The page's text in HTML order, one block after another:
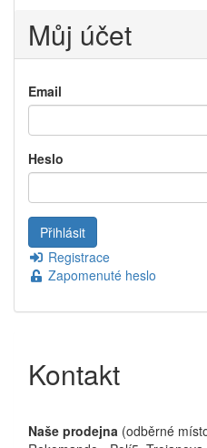
Můj účet
Email
Heslo
Registrace
Zapomenuté heslo
Kontakt
Naše prodejna (odběrné